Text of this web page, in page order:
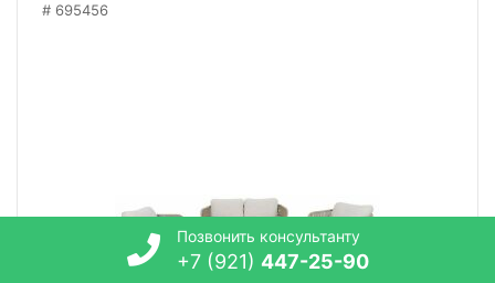
695456
Позвонить консультанту
+7 (921) 447-25-90